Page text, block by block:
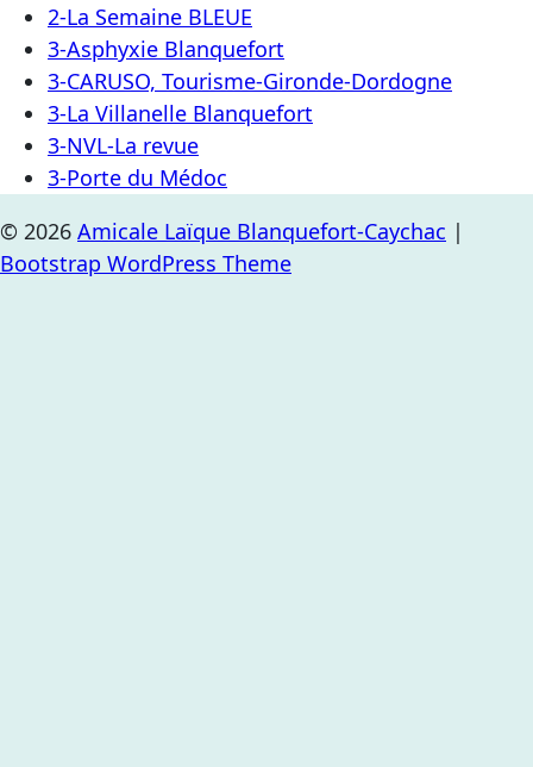
2-La Semaine BLEUE
3-Asphyxie Blanquefort
3-CARUSO, Tourisme-Gironde-Dordogne
3-La Villanelle Blanquefort
3-NVL-La revue
3-Porte du Médoc
© 2026 Amicale Laïque Blanquefort-Caychac |
Bootstrap WordPress Theme